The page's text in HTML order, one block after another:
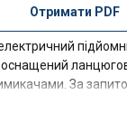
Отримати PDF
За